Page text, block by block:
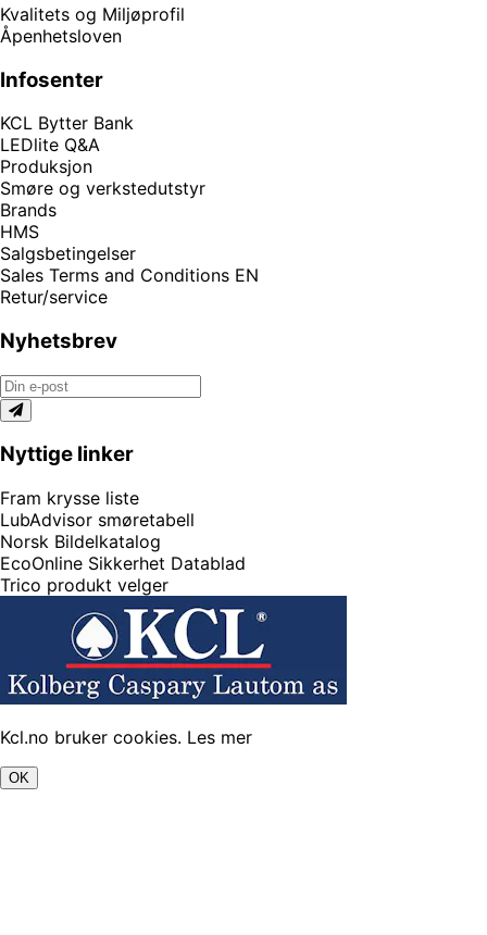
Kvalitets og Miljøprofil
Åpenhetsloven
Infosenter
KCL Bytter Bank
LEDlite Q&A
Produksjon
Smøre og verkstedutstyr
Brands
HMS
Salgsbetingelser
Sales Terms and Conditions EN
Retur/service
Nyhetsbrev
Nyttige linker
Fram krysse liste
LubAdvisor smøretabell
Norsk Bildelkatalog
EcoOnline Sikkerhet Datablad
Trico produkt velger
Kcl.no bruker cookies. Les mer
OK